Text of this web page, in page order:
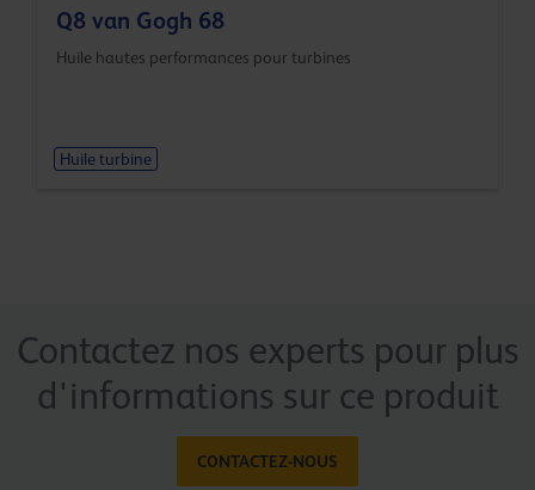
Q8 van Gogh 68
Huile hautes performances pour turbines
Huile turbine
Contactez nos experts pour plus
d'informations sur ce produit
CONTACTEZ-NOUS